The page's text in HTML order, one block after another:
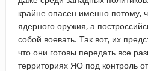
крайне опасен именно потому,
ядерного оружия, а
собой воевать. Так вот, их
что они готовы передать все
территориях ЯО под контроль